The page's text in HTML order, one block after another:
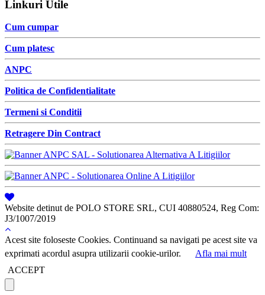
Linkuri Utile
Cum cumpar
Cum platesc
ANPC
Politica de Confidentialitate
Termeni si Conditii
Retragere Din Contract
Website detinut de POLO STORE SRL, CUI 40880524, Reg Com:
J3/1007/2019
Acest site foloseste Cookies. Continuand sa navigati pe acest site va
exprimati acordul asupra utilizarii cookie-urilor.
Afla mai mult
ACCEPT